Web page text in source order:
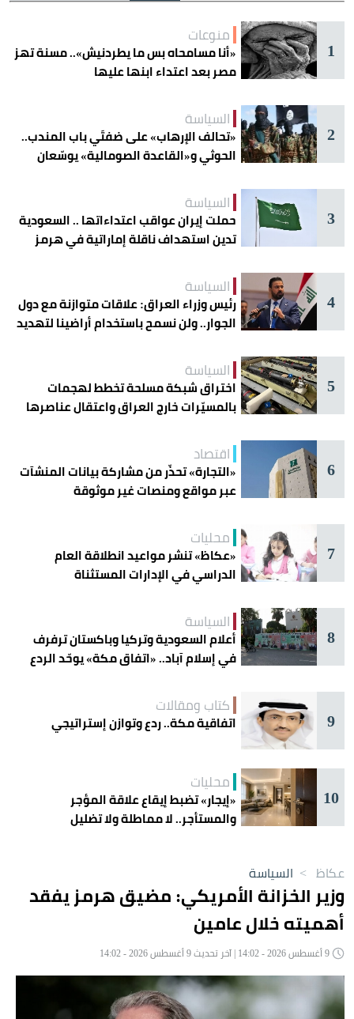
1
منوعات
«أنا مسامحاه بس ما يطردنيش».. مسنة تهز
مصر بعد اعتداء ابنها عليها
2
السياسة
«تحالف الإرهاب» على ضفتَي باب المندب..
الحوثي و«القاعدة الصومالية» يوسّعان
3
السياسة
حملت إيران عواقب اعتداءاتها .. السعودية
تدين استهداف ناقلة إماراتية في هرمز
4
السياسة
رئيس وزراء العراق: علاقات متوازنة مع دول
الجوار.. ولن نسمح باستخدام أراضينا لتهديد
5
السياسة
اختراق شبكة مسلحة تخطط لهجمات
بالمسيّرات خارج العراق واعتقال عناصرها
6
اقتصاد
«التجارة» تحذّر من مشاركة بيانات المنشآت
عبر مواقع ومنصات غير موثوقة
7
محليات
«عكاظ» تنشر مواعيد انطلاقة العام
الدراسي في الإدارات المستثناة
8
السياسة
أعلام السعودية وتركيا وباكستان ترفرف
في إسلام آباد.. «اتفاق مكة» يوحّد الردع
9
كتاب ومقالات
اتفاقية مكة.. ردع وتوازن إستراتيجي
10
محليات
«إيجار» تضبط إيقاع علاقة المؤجر
والمستأجر.. لا مماطلة ولا تضليل
عكاظ > السياسة
وزير الخزانة الأمريكي: مضيق هرمز يفقد
أهميته خلال عامين